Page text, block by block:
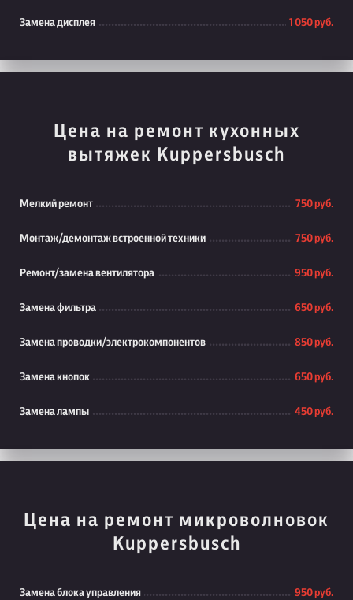
Замена дисплея 1 050 руб.
Цена на ремонт кухонных
вытяжек Kuppersbusch
Мелкий ремонт 750 руб.
Монтаж/демонтаж встроенной техники 750 руб.
Ремонт/замена вентилятора 950 руб.
Замена фильтра 650 руб.
Замена проводки/электрокомпонентов 850 руб.
Замена кнопок 650 руб.
Замена лампы 450 руб.
Цена на ремонт микроволновок
Kuppersbusch
Замена блока управления 950 руб.